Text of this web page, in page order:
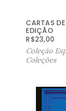
CARTAS
EDIÇÃO
R$23,00
Coleção
Coleções